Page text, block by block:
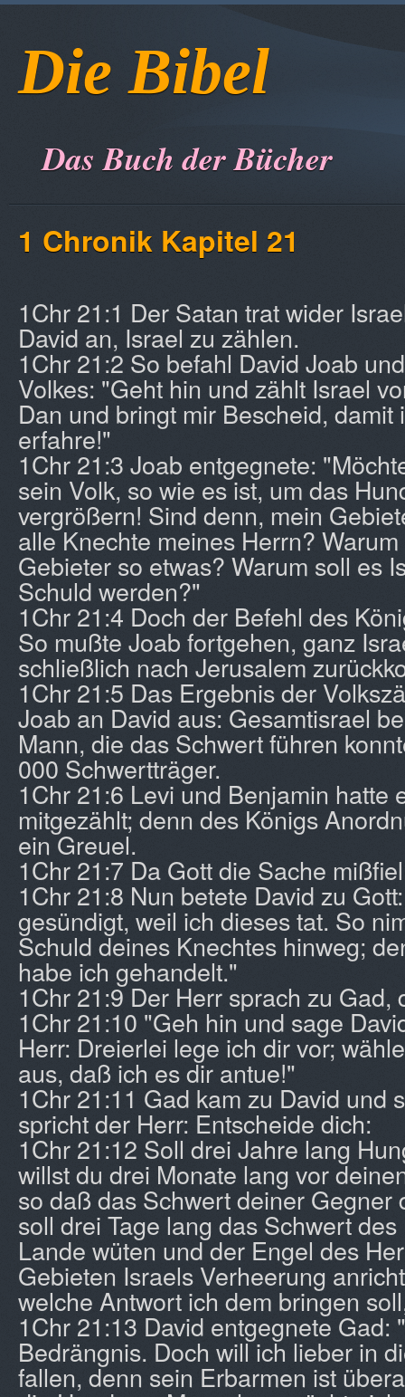
Die Bibel
Das Buch der Bücher
1 Chronik Kapitel 21
1Chr 21:1 Der Satan trat wider
David an, Israel zu zählen.
1Chr 21:2 So befahl David Joab
Volkes: "Geht hin und zählt Israel
Dan und bringt mir Bescheid, damit
erfahre!"
1Chr 21:3 Joab entgegnete:
sein Volk, so wie es ist, um das
vergrößern! Sind denn, mein
alle Knechte meines Herrn?
Gebieter so etwas? Warum soll es
Schuld werden?"
1Chr 21:4 Doch der Befehl des
So mußte Joab fortgehen, ganz
schließlich nach Jerusalem
1Chr 21:5 Das Ergebnis der
Joab an David aus: Gesamtisrael
Mann, die das Schwert führen
000 Schwertträger.
1Chr 21:6 Levi und Benjamin hatte
mitgezählt; denn des Königs
ein Greuel.
1Chr 21:7 Da Gott die Sache
1Chr 21:8 Nun betete David zu
gesündigt, weil ich dieses tat. So
Schuld deines Knechtes hinweg;
habe ich gehandelt."
1Chr 21:9 Der Herr sprach zu Gad,
1Chr 21:10 "Geh hin und sage
Herr: Dreierlei lege ich dir vor;
aus, daß ich es dir antue!"
1Chr 21:11 Gad kam zu David und
spricht der Herr: Entscheide dich:
1Chr 21:12 Soll drei Jahre lang
willst du drei Monate lang vor
so daß das Schwert deiner Gegner
soll drei Tage lang das Schwert
Lande wüten und der Engel des
Gebieten Israels Verheerung
welche Antwort ich dem bringen
1Chr 21:13 David entgegnete Gad:
Bedrängnis. Doch will ich lieber in
fallen, denn sein Erbarmen ist